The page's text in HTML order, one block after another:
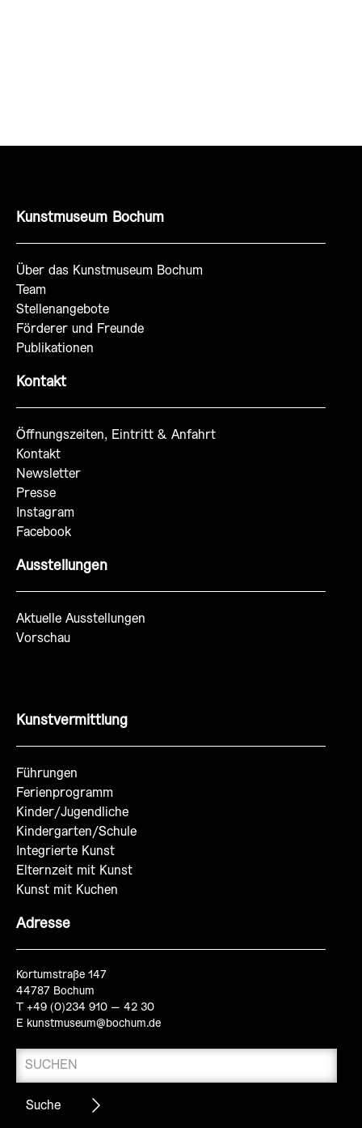
Kunstmuseum Bochum
Über das Kunstmuseum Bochum
Team
Stellenangebote
Förderer und Freunde
Publikationen
Kontakt
Öffnungszeiten, Eintritt & Anfahrt
Kontakt
Newsletter
Presse
Instagram
Facebook
Ausstellungen
Aktuelle Ausstellungen
Vorschau
Kunstvermittlung
Führungen
Ferienprogramm
Kinder/Jugendliche
Kindergarten/Schule
Integrierte Kunst
Elternzeit mit Kunst
Kunst mit Kuchen
Adresse
Kortumstraße 147
44787 Bochum
T +49 (0)234 910 – 42 30
E kunstmuseum@bochum.de